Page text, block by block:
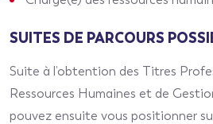
SUITES DE PARCOURS
Suite à l’obtention des Titres P
Ressources Humaines et de
pouvez ensuite vous positionner